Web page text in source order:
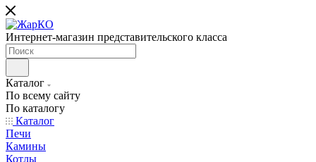
Интернет-магазин представительского класса
Каталог
По всему сайту
По каталогу
Каталог
Печи
Камины
Котлы